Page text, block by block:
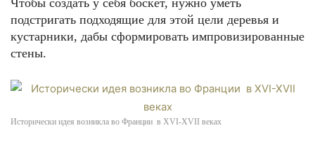
Чтобы создать у себя боскет, нужно уметь
подстригать подходящие для этой цели деревья и
кустарники, дабы сформировать импровизированные
стены.
Исторически идея возникла во Франции в XVI-XVII веках